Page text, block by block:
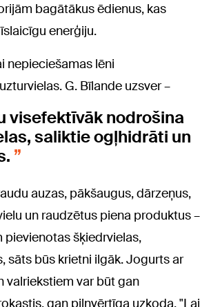
bagātākus ēdienus, kas
enerģiju.
nepieciešamas lēni
G. Bīlande uzsver –
visefektīvāk nodrošina
saliktie ogļhidrāti un
auzas, pākšaugus, dārzeņus,
un raudzētus piena produktus –
pievienotas šķiedrvielas,
sāts būs krietni ilgāk. Jogurts ar
valriekstiem var būt gan